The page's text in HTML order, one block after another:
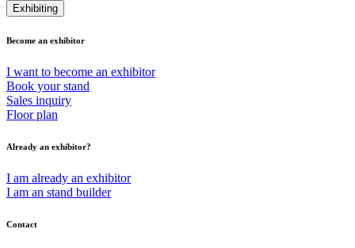
Exhibiting
Become an exhibitor
I want to become an exhibitor
Book your stand
Sales inquiry
Floor plan
Already an exhibitor?
I am already an exhibitor
I am an stand builder
Contact